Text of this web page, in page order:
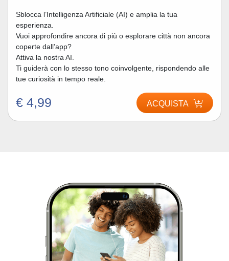
Sblocca l’Intelligenza Artificiale (AI) e amplia la tua
esperienza.
Vuoi approfondire ancora di più o esplorare città non ancora
coperte dall’app?
Attiva la nostra AI.
Ti guiderà con lo stesso tono coinvolgente, rispondendo alle
tue curiosità in tempo reale.
€ 4,99 ACQUISTA